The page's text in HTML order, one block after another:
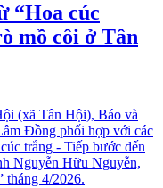
“Hoa cúc
mồ côi ở Tân
(xã Tân Hội), Báo và
Đồng phối hợp với các
trắng - Tiếp bước đến
Nguyễn Hữu Nguyễn,
tháng 4/2026.